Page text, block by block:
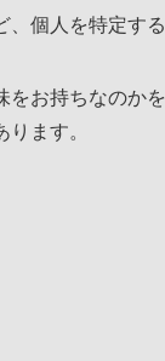
個人を特定す
お持ちなのか
ます。